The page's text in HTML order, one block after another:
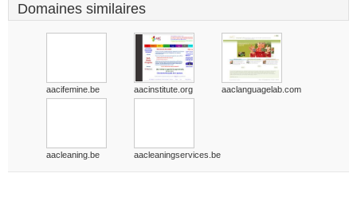
Domaines similaires
aacifemine.be aacinstitute.org aaclanguagelab.com
aacleaning.be aacleaningservices.be